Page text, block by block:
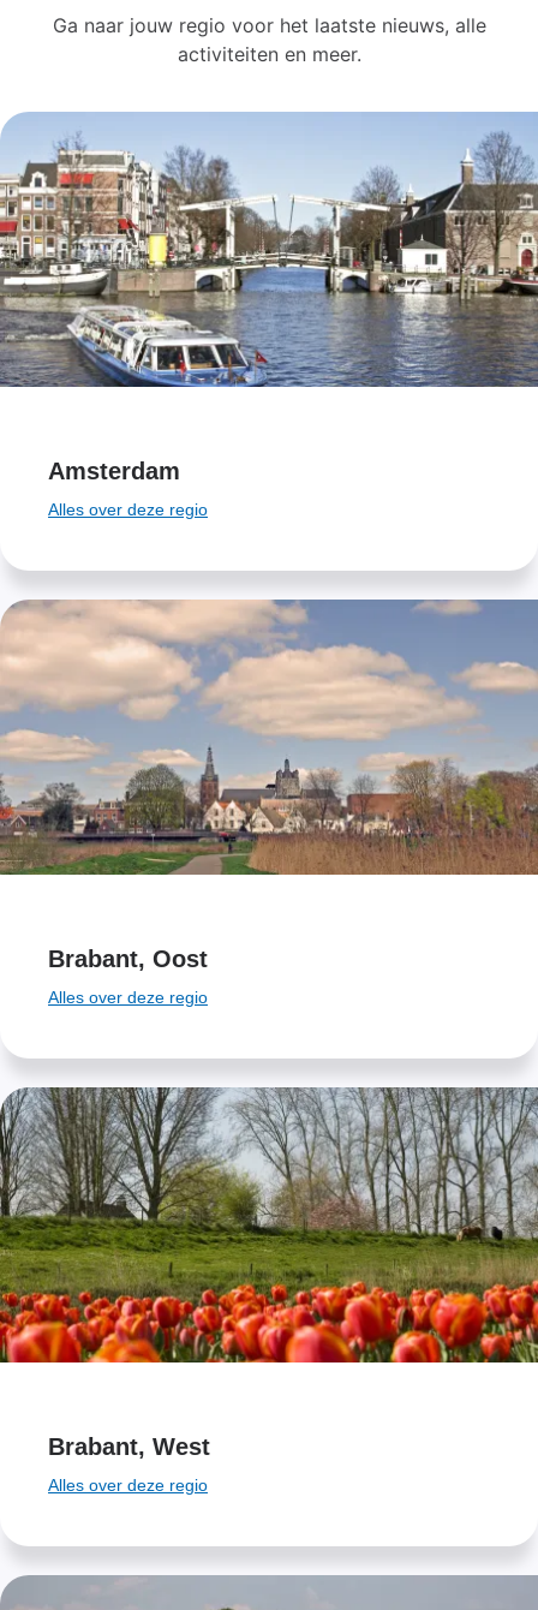
Ga naar jouw regio voor het laatste nieuws, alle
activiteiten en meer.
Amsterdam
Alles over deze regio
Brabant, Oost
Alles over deze regio
Brabant, West
Alles over deze regio